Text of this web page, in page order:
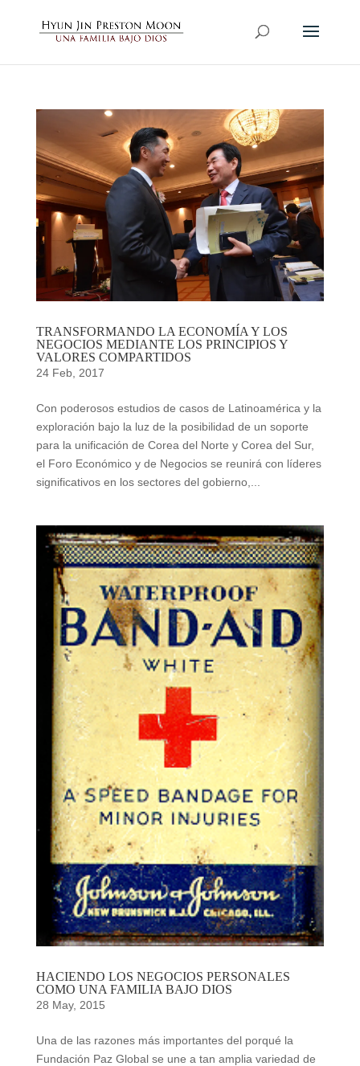
TRANSFORMANDO LA ECONOMÍA Y LOS
NEGOCIOS MEDIANTE LOS PRINCIPIOS Y
VALORES COMPARTIDOS
24 Feb, 2017
Con poderosos estudios de casos de Latinoamérica y la
exploración bajo la luz de la posibilidad de un soporte
para la unificación de Corea del Norte y Corea del Sur,
el Foro Económico y de Negocios se reunirá con líderes
significativos en los sectores del gobierno,...
HACIENDO LOS NEGOCIOS PERSONALES
COMO UNA FAMILIA BAJO DIOS
28 May, 2015
Una de las razones más importantes del porqué la
Fundación Paz Global se une a tan amplia variedad de